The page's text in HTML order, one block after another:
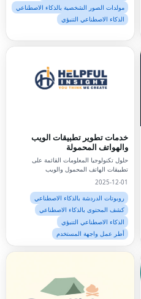
مولدات الصور الشخصية بالذكاء الاصطناعي
الذكاء الاصطناعي التنبؤي
خدمات تطوير تطبيقات الويب
والهواتف المحمولة
حلول تكنولوجيا المعلومات القائمة على
تطبيقات الهاتف المحمول والويب
2025-12-01
روبوتات الدردشة بالذكاء الاصطناعي
كشف المحتوى بالذكاء الاصطناعي
الذكاء الاصطناعي التنبؤي
أطر عمل واجهة المستخدم